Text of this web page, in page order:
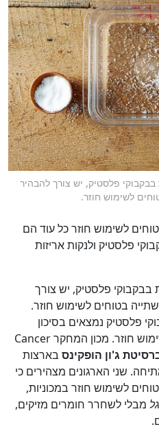
בבקבוקי פלסטיק, יש צורך להבהיר
לשימוש חוזר.
לשימוש חוזר כל עוד הם
פלסטיק ולנקות אריזות
בבקבוקי פלסטיק, יש צורך
בטוחים לשימוש חוזר.
פלסטיק נמצאים בסיכון
לגרימת סרטן אם נעשה בהם שימוש חוזר. מכון המחקר Cancer
ג'ון הופקינס בארצות
שני הארגונים מצהירים כי
לשימוש חוזר במכוניות,
מבלי לשחרר חומרים מזיקים,